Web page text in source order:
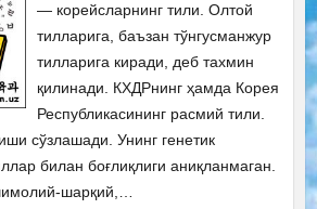
— корейсларнинг тили. Олтой
тилларига, баъзан тўнгусманжур
тилларига киради, деб тахмин
қилинади. КХДРнинг ҳамда Корея
Республикасининг расмий тили.
сўзлашади. Унинг генетик
билан боғлиқлиги аниқланмаган.
шарқий,…